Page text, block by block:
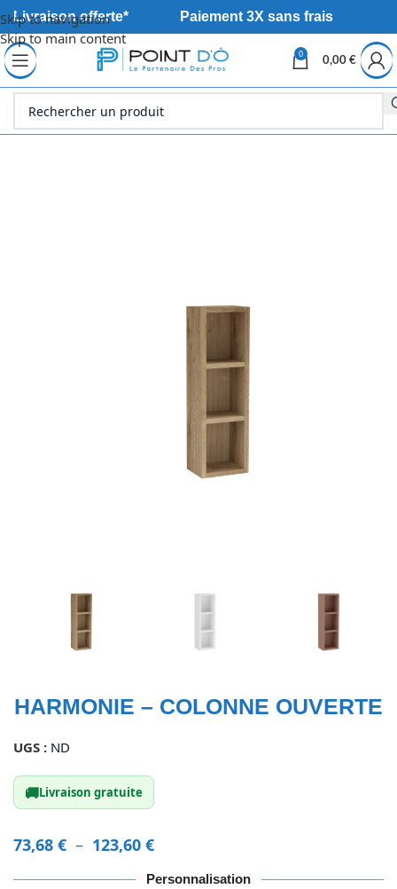
Skip to navigation
Skip to main content
Livraison offerte* Paiement 3X sans frais
0
0,00 €
Accueil Sanitaire Meuble
HARMONIE – COLONNE OUVERTE
UGS : ND
🚚Livraison gratuite
73,68 € – 123,60 €
Personnalisation